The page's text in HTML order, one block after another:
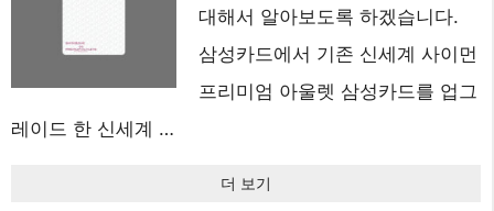
대해서 알아보도록 하겠습니다.
삼성카드에서 기존 신세계 사이먼
프리미엄 아울렛 삼성카드를 업그
레이드 한 신세계 …
더 보기